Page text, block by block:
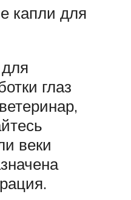
капли для
глаз
веки